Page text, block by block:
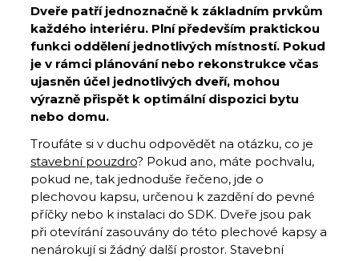
Dveře patří jednoznačně k základním prvkům
každého interiéru. Plní především praktickou
funkci oddělení jednotlivých místností. Pokud
je v rámci plánování nebo rekonstrukce včas
ujasněn účel jednotlivých dveří, mohou
výrazně přispět k optimální dispozici bytu
nebo domu.
Troufáte si v duchu odpovědět na otázku, co je
stavební pouzdro? Pokud ano, máte pochvalu,
pokud ne, tak jednoduše řečeno, jde o
plechovou kapsu, určenou k zazdění do pevné
příčky nebo k instalaci do SDK. Dveře jsou pak
při otevírání zasouvány do této plechové kapsy a
nenárokují si žádný další prostor. Stavební